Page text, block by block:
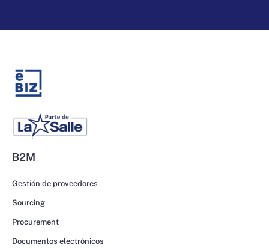
B2M
Gestión de proveedores
Sourcing
Procurement
Documentos electrónicos